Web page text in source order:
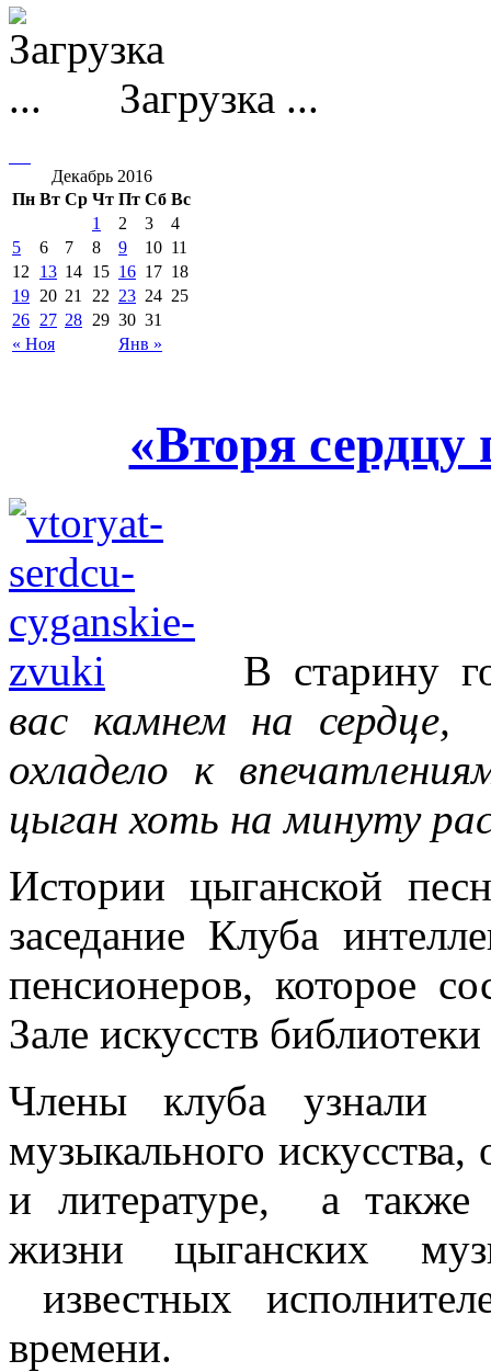
Загрузка ...
Декабрь 2016
Пн Вт Ср Чт Пт Сб Вс
« Ноя Янв »
1 2 3
4
5
6 7 8 9 10 11
12
13 14 15 16 17 18
19 20 21 22 23 24 25
26 27 28 29 30 31
«Вторя
В старину
вас камнем на
охладело к
цыган хоть на минуту
Истории цыганской
заседание Клуба
пенсионеров, которое
Зале искусств
Члены клуба узнали
музыкального
и литературе, а также
жизни цыганских
известных
времени.